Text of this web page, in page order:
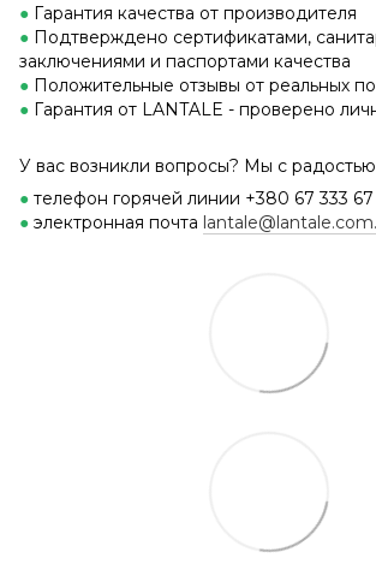
● Гарантия качества от производителя
● Подтверждено сертификатами,
заключениями и паспортами качества
● Положительные отзывы от реальных
● Гарантия от LANTALE - проверено
У вас возникли вопросы? Мы с
● телефон горячей линии +380 67 333
● электронная почта